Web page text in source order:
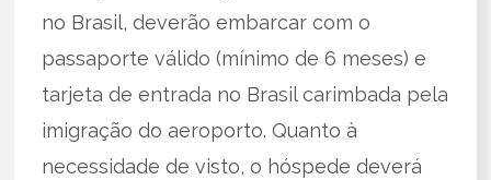
no Brasil, deverão embarcar com o
passaporte válido (mínimo de 6 meses) e
tarjeta de entrada no Brasil carimbada pela
imigração do aeroporto. Quanto à
necessidade de visto, o hóspede deverá